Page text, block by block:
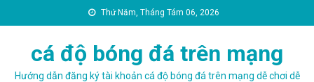
Thứ Năm, Tháng Tám 06, 2026
cá độ bóng đá trên mạng
Hướng dẫn đăng ký tài khoản cá độ bóng đá trên mạng dễ chơi dễ